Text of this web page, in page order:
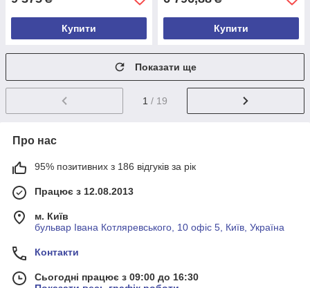
Купити Купити
Показати ще
1 / 19
Про нас
95% позитивних з 186 відгуків за рік
Працює з 12.08.2013
м. Київ
бульвар Івана Котляревського, 10 офіс 5, Київ, Україна
Контакти
Сьогодні працює з 09:00 до 16:30